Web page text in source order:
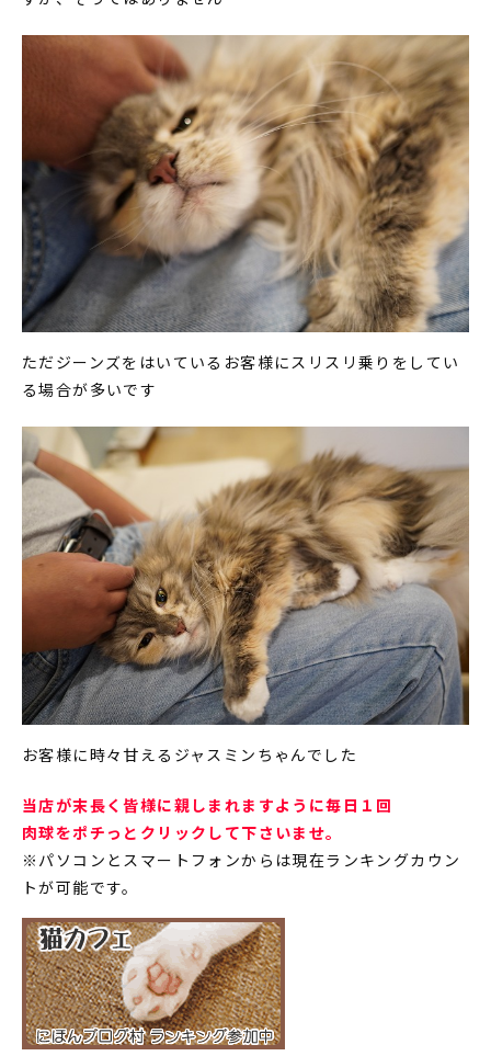
ただジーンズをはいているお客様にスリスリ乗りをしてい
る場合が多いです
お客様に時々甘えるジャスミンちゃんでした
当店が末長く皆様に親しまれますように毎日１回
肉球をポチっとクリックして下さいませ。
※パソコンとスマートフォンからは現在ランキングカウン
トが可能です。